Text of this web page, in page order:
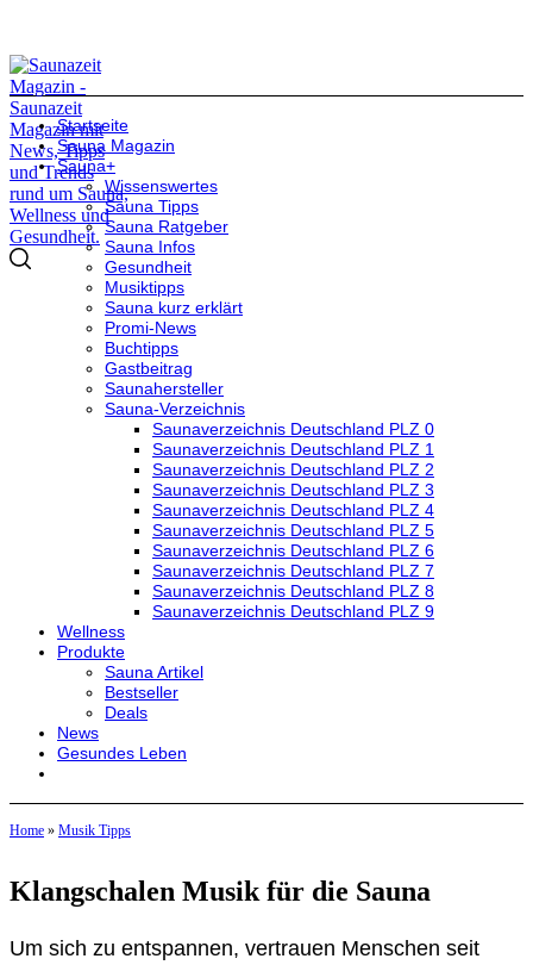
Startseite
Sauna Magazin
Sauna+
Wissenswertes
Sauna Tipps
Sauna Ratgeber
Sauna Infos
Gesundheit
Musiktipps
Sauna kurz erklärt
Promi-News
Buchtipps
Gastbeitrag
Saunahersteller
Sauna-Verzeichnis
Saunaverzeichnis Deutschland PLZ 0
Saunaverzeichnis Deutschland PLZ 1
Saunaverzeichnis Deutschland PLZ 2
Saunaverzeichnis Deutschland PLZ 3
Saunaverzeichnis Deutschland PLZ 4
Saunaverzeichnis Deutschland PLZ 5
Saunaverzeichnis Deutschland PLZ 6
Saunaverzeichnis Deutschland PLZ 7
Saunaverzeichnis Deutschland PLZ 8
Saunaverzeichnis Deutschland PLZ 9
Wellness
Produkte
Sauna Artikel
Bestseller
Deals
News
Gesundes Leben
Home » Musik Tipps
Klangschalen Musik für die Sauna
Um sich zu entspannen, vertrauen Menschen seit